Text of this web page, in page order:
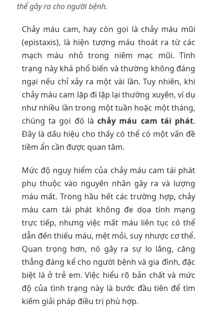
thể gây ra cho người bệnh.
Chảy máu cam, hay còn gọi là chảy máu mũi
(epistaxis), là hiện tượng máu thoát ra từ các
mạch máu nhỏ trong niêm mạc mũi. Tình
trạng này khá phổ biến và thường không đáng
ngại nếu chỉ xảy ra một vài lần. Tuy nhiên, khi
chảy máu cam lặp đi lặp lại thường xuyên, ví dụ
như nhiều lần trong một tuần hoặc một tháng,
chúng ta gọi đó làchảy máu cam tái phát.
Đây là dấu hiệu cho thấy có thể có một vấn đề
tiềm ẩn cần được quan tâm.
Mức độ nguy hiểm của chảy máu cam tái phát
phụ thuộc vào nguyên nhân gây ra và lượng
máu mất. Trong hầu hết các trường hợp, chảy
máu cam tái phát không đe dọa tính mạng
trực tiếp, nhưng việc mất máu liên tục có thể
dẫn đến thiếu máu, mệt mỏi, suy nhược cơ thể.
Quan trọng hơn, nó gây ra sự lo lắng, căng
thẳng đáng kể cho người bệnh và gia đình, đặc
biệt là ở trẻ em. Việc hiểu rõ bản chất và mức
độ của tình trạng này là bước đầu tiên để tìm
kiếm giải pháp điều trị phù hợp.